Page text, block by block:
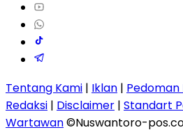
Tentang Kami | Iklan | Pedoman
Redaksi | Disclaimer | Standart
Wartawan©Nuswantoro-